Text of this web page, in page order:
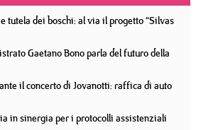
tutela dei boschi: al via il progetto “Silvas
Gaetano Bono parla del futuro della
il concerto di Jovanotti: raffica di auto
in sinergia per i protocolli assistenziali